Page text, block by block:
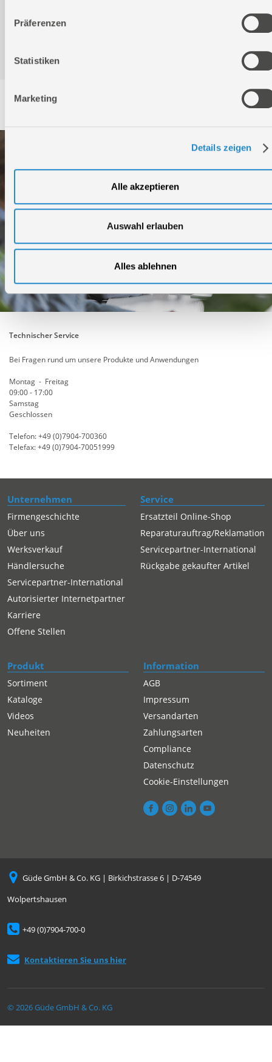
Präferenzen
Statistiken
Marketing
Details zeigen
Alle akzeptieren
Auswahl erlauben
Alles ablehnen
Technischer Service
Bei Fragen rund um unsere Produkte und Anwendungen
Montag - Freitag
09:00 - 17:00
Samstag
Geschlossen
Telefon: +49 (0)7904-700360
Telefax: +49 (0)7904-70051999
Unternehmen
Firmengeschichte
Über uns
Werksverkauf
Händlersuche
Servicepartner-International
Autorisierter Internetpartner
Karriere
Offene Stellen
Service
Ersatzteil Online-Shop
Reparaturauftrag/Reklamation
Servicepartner-International
Rückgabe gekaufter Artikel
Produkt
Sortiment
Kataloge
Videos
Neuheiten
Information
AGB
Impressum
Versandarten
Zahlungsarten
Compliance
Datenschutz
Cookie-Einstellungen
Güde GmbH & Co. KG | Birkichstrasse 6 | D-74549
Wolpertshausen
+49 (0)7904-700-0
Kontaktieren Sie uns hier
© 2026 Güde GmbH & Co. KG